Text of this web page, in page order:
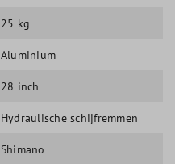
25 kg
Aluminium
28 inch
Hydraulische schijfremmen
Shimano